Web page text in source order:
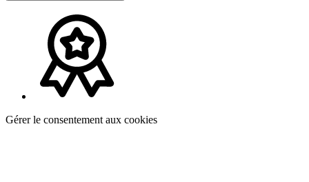
Gérer le consentement aux cookies